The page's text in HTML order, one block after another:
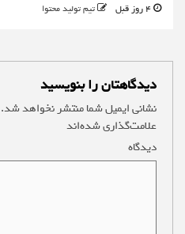
تیم تولید محتوا
دیدگاهتان را بنویسید
نشانی ایمیل شما منتشر نخواهد شد.
علامت‌گذاری شده‌اند
دیدگاه